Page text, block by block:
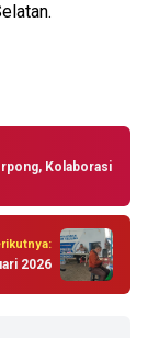
Kolaborasi
2026